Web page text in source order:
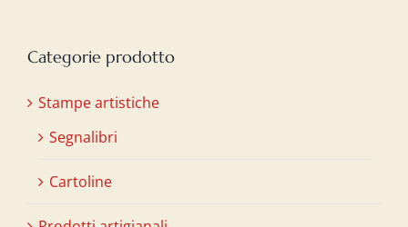
Categorie prodotto
Stampe artistiche
Segnalibri
Cartoline